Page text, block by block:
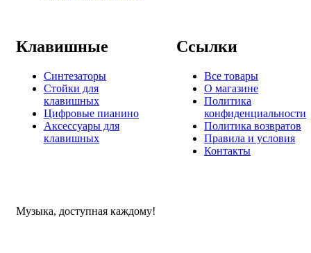
Клавишные
Синтезаторы
Стойки для
клавишных
Цифровые пианино
Аксессуары для
клавишных
Ссылки
Все товары
О магазине
Политика
конфиденциальности
Политика возвратов
Правила и условия
Контакты
Музыка, доступная каждому!